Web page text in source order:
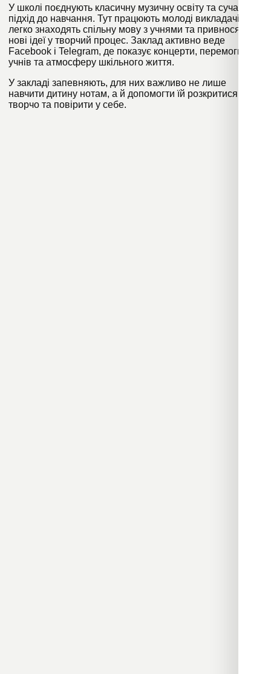
У школі поєднують класичну музичну освіту та сучасний
підхід до навчання. Тут працюють молоді викладачі, які
легко знаходять спільну мову з учнями та привносять
нові ідеї у творчий процес. Заклад активно веде
Facebook і Telegram, де показує концерти, перемоги
учнів та атмосферу шкільного життя.
У закладі запевняють, для них важливо не лише
навчити дитину нотам, а й допомогти їй розкритися
творчо та повірити у себе.